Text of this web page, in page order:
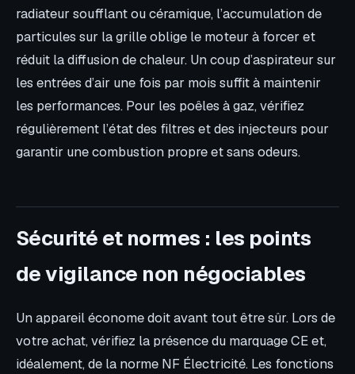
radiateur soufflant ou céramique, l’accumulation de
particules sur la grille oblige le moteur à forcer et
réduit la diffusion de chaleur. Un coup d’aspirateur sur
les entrées d’air une fois par mois suffit à maintenir
les performances. Pour les poêles à gaz, vérifiez
régulièrement l’état des filtres et des injecteurs pour
garantir une combustion propre et sans odeurs.
Sécurité et normes : les points
de vigilance non négociables
Un appareil économe doit avant tout être sûr. Lors de
votre achat, vérifiez la présence du marquage CE et,
idéalement, de la norme NF Électricité. Les fonctions